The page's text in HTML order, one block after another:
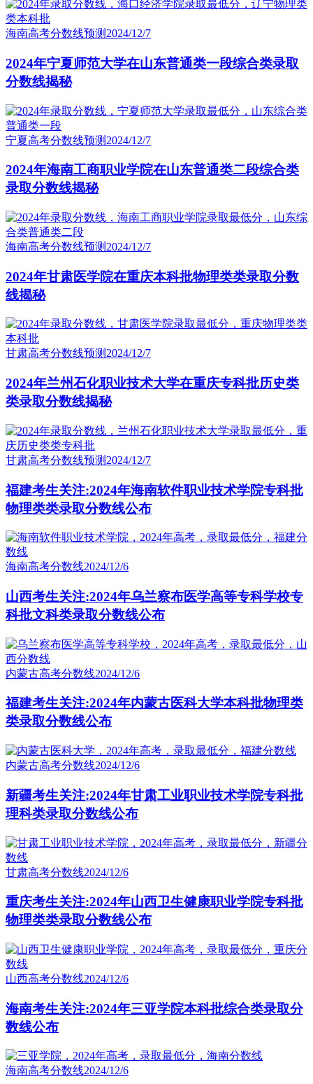
海南高考分数线预测 2024/12/7
2024年宁夏师范大学在山东普通类一段综合类录取
分数线揭秘
宁夏高考分数线预测 2024/12/7
2024年海南工商职业学院在山东普通类二段综合类
录取分数线揭秘
海南高考分数线预测 2024/12/7
2024年甘肃医学院在重庆本科批物理类类录取分数
线揭秘
甘肃高考分数线预测 2024/12/7
2024年兰州石化职业技术大学在重庆专科批历史类
类录取分数线揭秘
甘肃高考分数线预测 2024/12/7
福建考生关注:2024年海南软件职业技术学院专科批
物理类类录取分数线公布
海南高考分数线2024/12/6
山西考生关注:2024年乌兰察布医学高等专科学校专
科批文科类录取分数线公布
内蒙古高考分数线2024/12/6
福建考生关注:2024年内蒙古医科大学本科批物理类
类录取分数线公布
内蒙古高考分数线2024/12/6
新疆考生关注:2024年甘肃工业职业技术学院专科批
理科类录取分数线公布
甘肃高考分数线2024/12/6
重庆考生关注:2024年山西卫生健康职业学院专科批
物理类类录取分数线公布
山西高考分数线2024/12/6
海南考生关注:2024年三亚学院本科批综合类录取分
数线公布
海南高考分数线2024/12/6